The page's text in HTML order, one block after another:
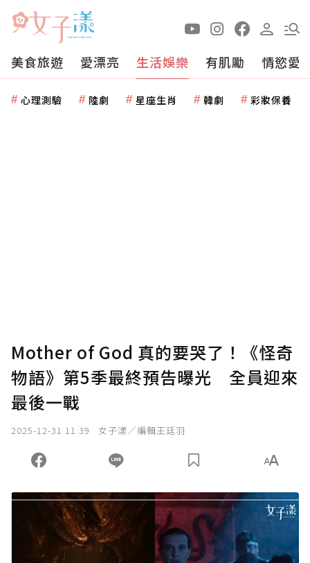
美食旅遊 愛漂亮 生活娛樂 有肌勵 情慾愛
心理測驗 陸劇 星座生肖 韓劇 彩妝保養
Mother of God 真的要哭了！《怪奇
物語》第5季最終預告曝光 全員迎來
最後一戰
2025-12-31 11:39 女子漾／編輯王廷羽